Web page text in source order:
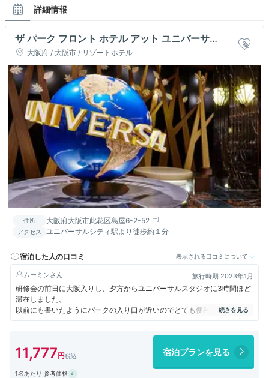
詳細情報
ザ パーク フロント ホテル アット ユニバーサ
ル・スタジオ・ジャパン
大阪府 / 大阪市 / リゾートホテル
住所 大阪府大阪市此花区島屋6-2-52
アクセス ユニバーサルシティ駅より徒歩約１分
宿泊した人の口コミ 表示される口コミについて
ムーミン 旅行時期 2023年1月
研修会の前日に大阪入りし、夕方からユニバーサルスタジオに3時間ほど
滞在しました。
以前にも書いたようにパークの入り口が近いのでとても便利です。部屋は
42㎡のラグジュアリーフロアだったのですが、一人14000円で宿泊でき
11,777 宿泊プランを見る
1名あたり 参考価格